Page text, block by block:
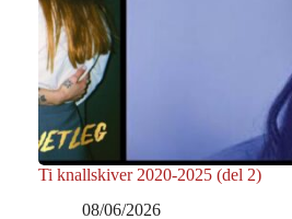
Ti knallskiver 2020-2025 (del 2)
08/06/2026